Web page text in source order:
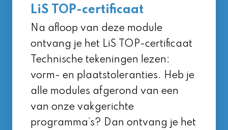
LiS TOP-certificaat
Na afloop van deze module
ontvang je het LiS TOP-certificaat
Technische tekeningen lezen:
vorm- en plaatstoleranties. Heb je
alle modules afgerond van een
van onze vakgerichte
programma’s? Dan ontvang je het